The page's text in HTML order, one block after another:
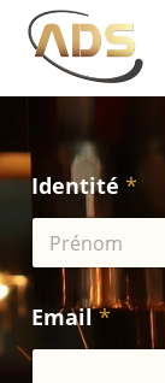
Identité *
Prénom
Email*